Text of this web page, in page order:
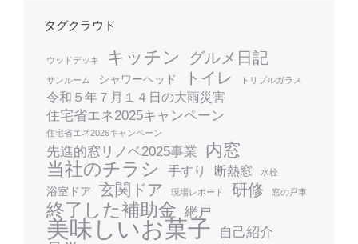
タグクラウド
ウッドデッキ キッチン グルメ日記
サンルーム シャワーヘッド トイレ トリプルガラス
令和５年７月１４日の大雨災害
住宅省エネ2025キャンペーン
住宅省エネ2026キャンペーン
先進的窓リノベ2025事業 内窓
当社のチラシ 手すり 断熱窓 水栓
浴室ドア 玄関ドア 現場レポート 研修 窓の戸車
終了した補助金 網戸
美味しいお菓子 自己紹介